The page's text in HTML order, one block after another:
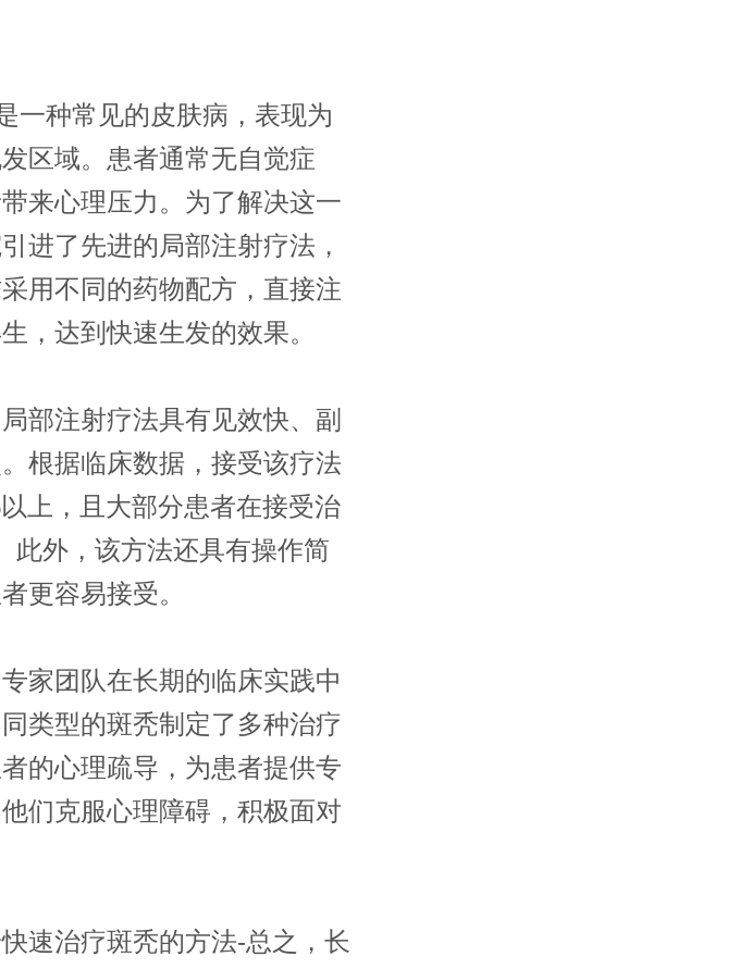
种常见的皮肤病，表现为
区域。患者通常无自觉症
来心理压力。为了解决这一
进了先进的局部注射疗法，
用不同的药物配方，直接注
，达到快速生发的效果。
注射疗法具有见效快、副
根据临床数据，接受该疗法
上，且大部分患者在接受治
此外，该方法还具有操作简
更容易接受。
团队在长期的临床实践中
类型的斑秃制定了多种治疗
的心理疏导，为患者提供专
们克服心理障碍，积极面对
速治疗斑秃的方法-总之，长